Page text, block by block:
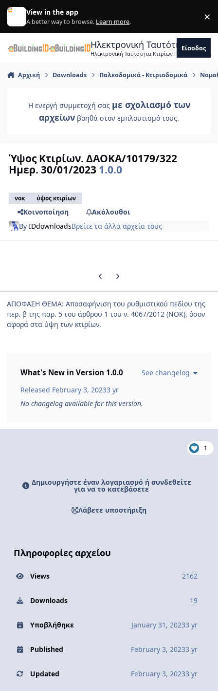
Skip to content
View in the app
A better way to browse. Learn more. ×
Ηλεκτρονική Ταυτότητα
Ηλεκτρονική Ταυτότητα Κτιρίων Forum
Είσοδος
Αρχική Downloads Πολεοδομικά - Κτιριοδομικά
Η ενεργή συμμετοχή σας με σχολιασμό των
αρχείων βοηθά στον εμπλουτισμό τους.
Ύψος Κτιρίων. ΔΑΟΚΑ/10179/322
Ημερ. 30/01/2023 1.0.0
νοκ ύψος κτιρίων
Κοινοποίηση
Ακόλουθοι
ByIDdownloadsΒρείτε τα άλλα αρχεία τους
Previous carousel slide
Next carousel slide
ΑΠΟΦΑΣΗ ΘΕΜΑ: Αποσαφήνιση του ρυθμιστικού πεδίου της
περ. β της παρ. 5 του άρθρου 1 του ν. 4067/2012 (ΝΟΚ), όσον
αφορά στα ύψη των κτιρίων.
What's New in Version 1.0.0
See changelog
Released February 3, 20233 yr
No changelog available for this version.
1
Δημιουργήστε έναν λογαριασμό ή συνδεθείτε
για να το κατεβάσετε
Λάβετε υποστήριξη
Πληροφορίες αρχείου
Views 2162
Downloads 19
Υποβλήθηκε January 31, 20233 yr
Published February 3, 20233 yr
Updated February 3, 20233 yr